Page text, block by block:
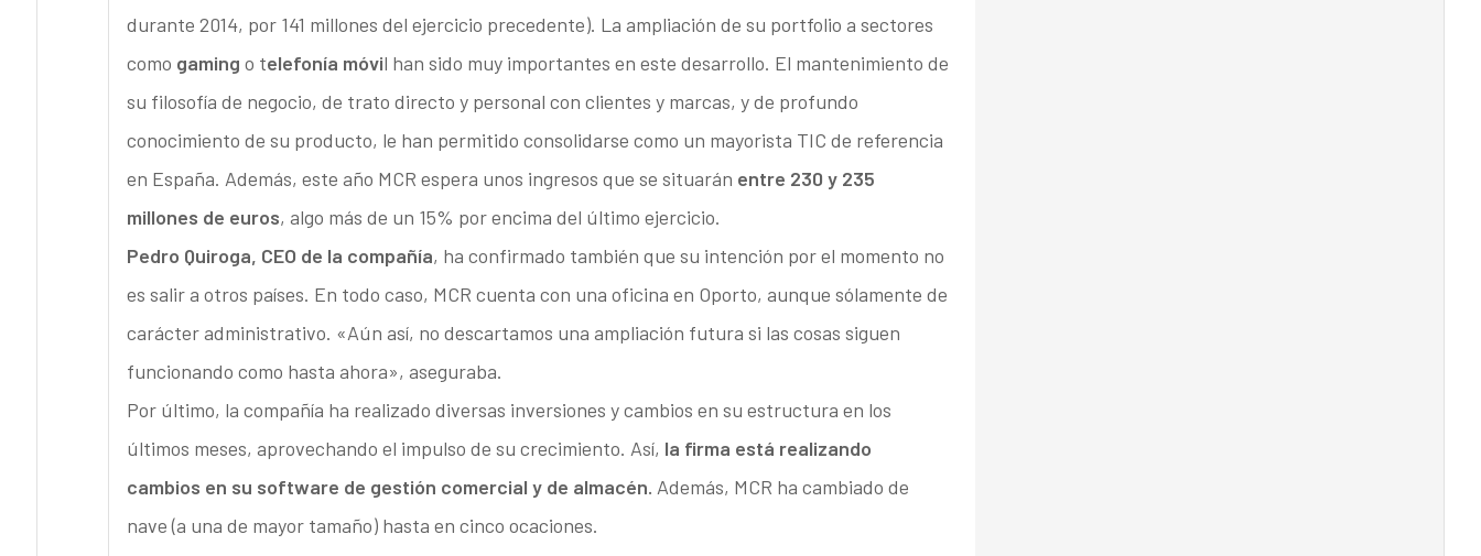
durante 2014, por 141 millones del ejercicio precedente). La ampliación de su portfolio a sectores
como gaming o telefonía móvil han sido muy importantes en este desarrollo. El mantenimiento de
su filosofía de negocio, de trato directo y personal con clientes y marcas, y de profundo
conocimiento de su producto, le han permitido consolidarse como un mayorista TIC de referencia
en España. Además, este año MCR espera unos ingresos que se situarán entre 230 y 235
millones de euros, algo más de un 15% por encima del último ejercicio.
Pedro Quiroga, CEO de la compañía, ha confirmado también que su intención por el momento no
es salir a otros países. En todo caso, MCR cuenta con una oficina en Oporto, aunque sólamente de
carácter administrativo. «Aún así, no descartamos una ampliación futura si las cosas siguen
funcionando como hasta ahora», aseguraba.
Por último, la compañía ha realizado diversas inversiones y cambios en su estructura en los
últimos meses, aprovechando el impulso de su crecimiento. Así, la firma está realizando
cambios en su software de gestión comercial y de almacén. Además, MCR ha cambiado de
nave (a una de mayor tamaño) hasta en cinco ocaciones.